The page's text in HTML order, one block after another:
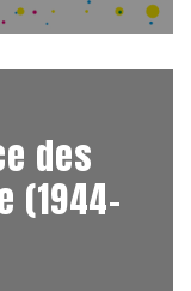
des
(1944-